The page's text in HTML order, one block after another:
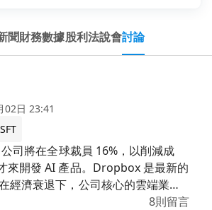
聞財務數據股利法說會討論
02日 23:41
司將在全球裁員 16%，以削減成
來開發 AI 產品。Dropbox 是最新的
經濟衰退下，公司核心的雲端業務
Drew Houston 表示，公司已將
8則留言